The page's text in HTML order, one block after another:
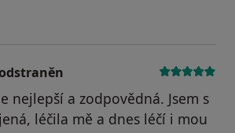
nejlepší a zodpovědná. Jsem s
léčila mě a dnes léčí i mou